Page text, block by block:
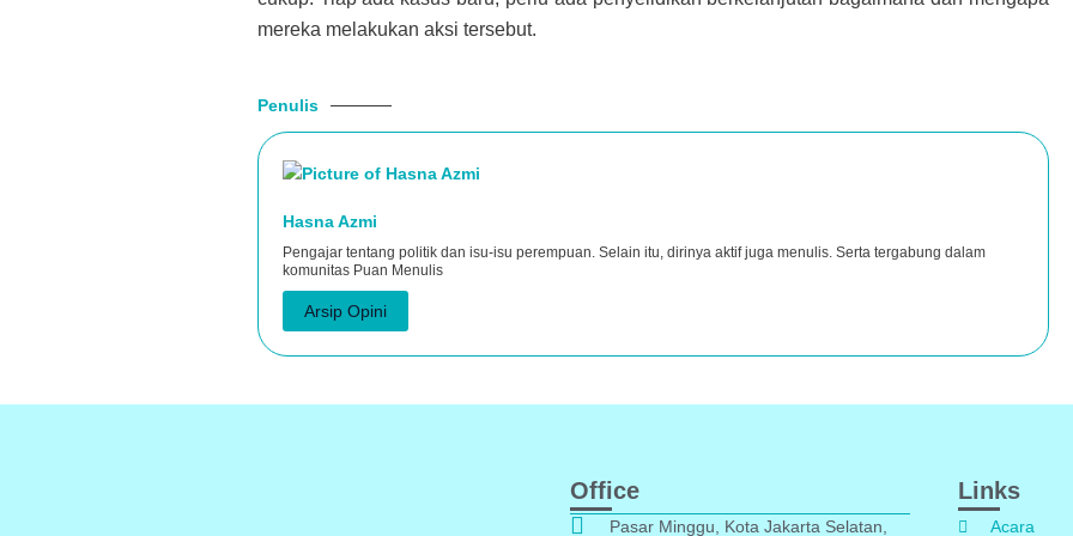
mereka melakukan aksi tersebut.
Penulis
Hasna Azmi
Pengajar tentang politik dan isu-isu perempuan. Selain itu, dirinya aktif juga menulis. Serta tergabung dalam
komunitas Puan Menulis
Arsip Opini
Office
Pasar Minggu, Kota Jakarta Selatan,
Links
Acara